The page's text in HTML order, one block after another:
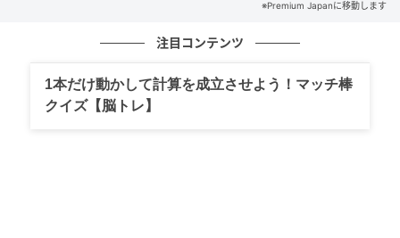
次の記事
※Premium Japanに移動します
注目コンテンツ
1本だけ動かして計算を成立させよう！マッチ棒
クイズ【脳トレ】